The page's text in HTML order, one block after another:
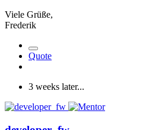
Viele Grüße,
Frederik
Quote
3 weeks later...